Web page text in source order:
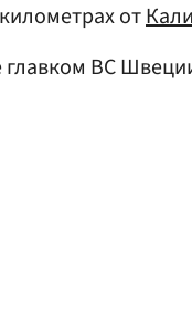
от
главком ВС